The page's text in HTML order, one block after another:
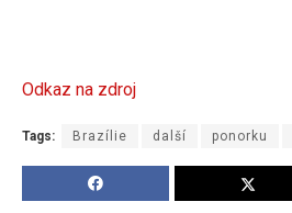
Odkaz na zdroj
Tags: Brazílie další ponorku